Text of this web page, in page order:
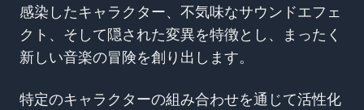
感染したキャラクター、不気味なサウンドエフェ
クト、そして隠された変異を特徴とし、まったく
新しい音楽の冒険を創り出します。
特定のキャラクターの組み合わせを通じて活性化